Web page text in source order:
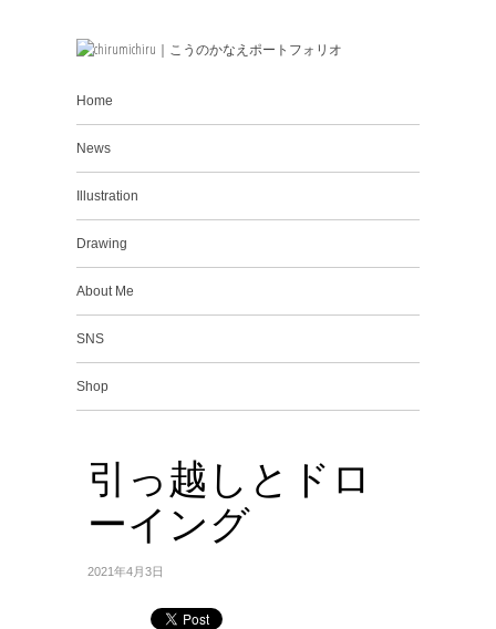
Home
News
Illustration
Drawing
About Me
SNS
Shop
引っ越しとドロ
ーイング
2021年4月3日